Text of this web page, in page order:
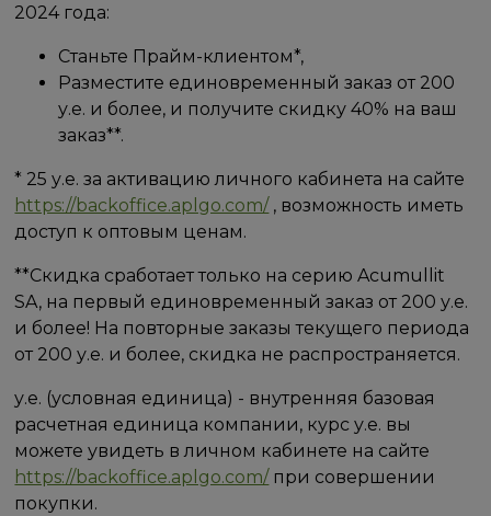
2024 года:
Станьте Прайм-клиентом*,
Разместите единовременный заказ от 200
у.е. и более, и получите скидку 40% на ваш
заказ**.
* 25 у.е. за активацию личного кабинета на сайте
https://backoffice.aplgo.com/, возможность иметь
доступ к оптовым ценам.
**Скидка сработает только на серию Acumullit
SA, на первый единовременный заказ от 200 у.е.
и более! На повторные заказы текущего периода
от 200 у.е. и более, скидка не распространяется.
у.е. (условная единица) - внутренняя базовая
расчетная единица компании, курс у.е. вы
можете увидеть в личном кабинете на сайте
https://backoffice.aplgo.com/при совершении
покупки.